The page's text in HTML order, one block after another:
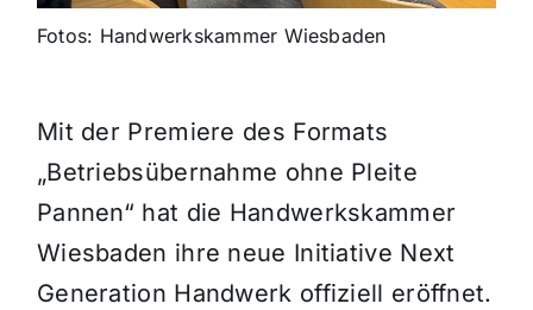
Fotos: Handwerkskammer Wiesbaden
Mit der Premiere des Formats
„Betriebsübernahme ohne Pleite
Pannen“ hat die Handwerkskammer
Wiesbaden ihre neue Initiative Next
Generation Handwerk offiziell eröffnet.